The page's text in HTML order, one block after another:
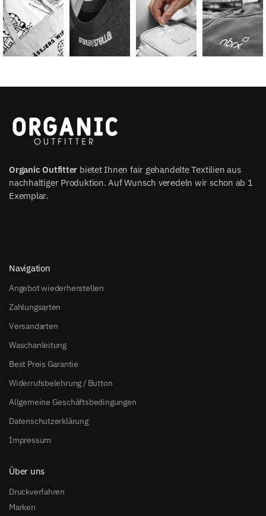
Organic Outfitter bietet Ihnen fair gehandelte Textilien aus
nachhaltiger Produktion. Auf Wunsch veredeln wir schon ab 1
Exemplar.
Navigation
Angebot wiederherstellen
Zahlungsarten
Versandarten
Waschanleitung
Best Preis Garantie
Widerrufsbelehrung / Button
Allgemeine Geschäftsbedingungen
Datenschutzerklärung
Impressum
Über uns
Druckverfahren
Marken